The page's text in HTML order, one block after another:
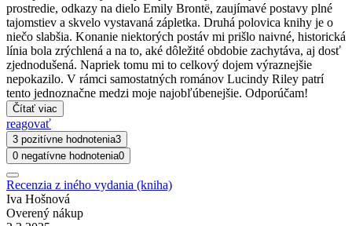
prostredie, odkazy na dielo Emily Brontë, zaujímavé postavy plné
tajomstiev a skvelo vystavaná zápletka. Druhá polovica knihy je o
niečo slabšia. Konanie niektorých postáv mi prišlo naivné, historická
línia bola zrýchlená a na to, aké dôležité obdobie zachytáva, aj dosť
zjednodušená. Napriek tomu mi to celkový dojem výraznejšie
nepokazilo. V rámci samostatných románov Lucindy Riley patrí
tento jednoznačne medzi moje najobľúbenejšie. Odporúčam!
Čítať viac
reagovať
3 pozitívne hodnotenia3
0 negatívne hodnotenia0
Recenzia z iného vydania (kniha)
Iva Hošnová
Overený nákup